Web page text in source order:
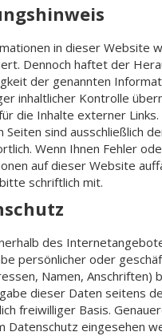
in dieser Website
Dennoch haftet der
der genannten
inhaltlicher Kontrolle
die Inhalte externer
Seiten sind ausschließlich
Wenn Ihnen Fehler
auf dieser Website
schriftlich mit.
des
persönlicher oder
Namen,
dieser Daten seitens
freiwilliger Basis.
Datenschutz eingesehen